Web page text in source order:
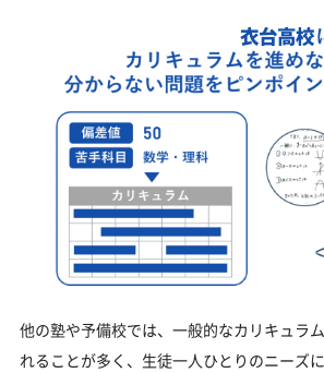
衣台高校
他の塾や予備校では、一般的なカリキュラ
れることが多く、生徒一人ひとりのニーズ